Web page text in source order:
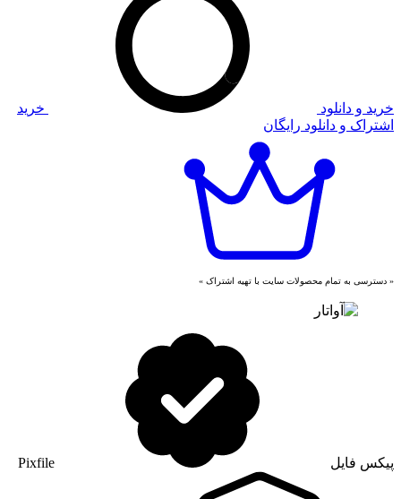
خرید و دانلود
خرید
اشتراک و دانلود رایگان
« دسترسی به تمام محصولات سایت با تهیه اشتراک »
پیکس فایل Pixfile